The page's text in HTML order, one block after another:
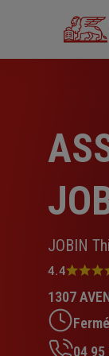
JOBIN
Note
4.4
sur
5
étoiles
4.4
1307
Fermé
04 95